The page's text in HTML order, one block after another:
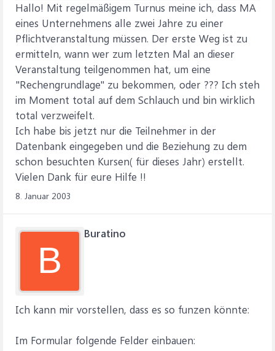
Hallo! Mit regelmäßigem Turnus meine ich, dass MA
eines Unternehmens alle zwei Jahre zu einer
Pflichtveranstaltung müssen. Der erste Weg ist zu
ermitteln, wann wer zum letzten Mal an dieser
Veranstaltung teilgenommen hat, um eine
"Rechengrundlage" zu bekommen, oder ??? Ich steh
im Moment total auf dem Schlauch und bin wirklich
total verzweifelt.
Ich habe bis jetzt nur die Teilnehmer in der
Datenbank eingegeben und die Beziehung zu dem
schon besuchten Kursen( für dieses Jahr) erstellt.
Vielen Dank für eure Hilfe !!
8. Januar 2003
B
Buratino
Ich kann mir vorstellen, dass es so funzen könnte:
Im Formular folgende Felder einbauen: